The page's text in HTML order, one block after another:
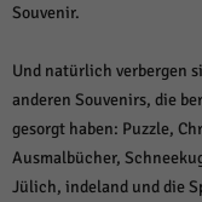
Souvenir.
Und natürlich verbergen
anderen Souvenirs, die
gesorgt haben: Puzzle,
Ausmalbücher,
Jülich, indeland und die